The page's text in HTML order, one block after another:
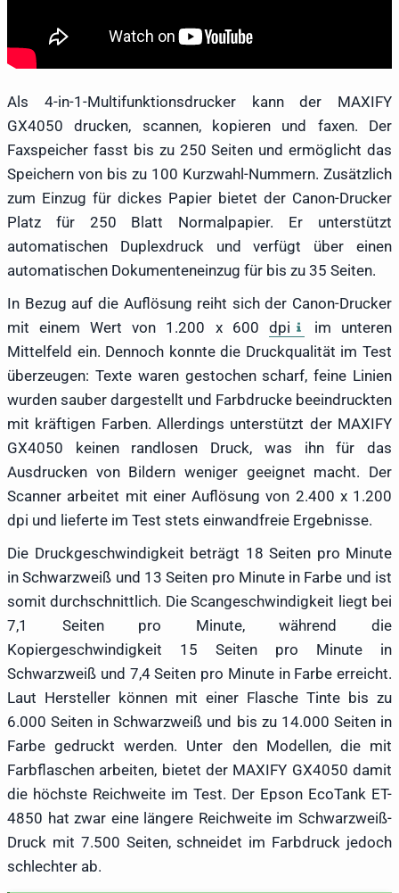
Als 4-in-1-Multifunktionsdrucker kann der MAXIFY
GX4050 drucken, scannen, kopieren und faxen. Der
Faxspeicher fasst bis zu 250 Seiten und ermöglicht das
Speichern von bis zu 100 Kurzwahl-Nummern. Zusätzlich
zum Einzug für dickes Papier bietet der Canon-Drucker
Platz für 250 Blatt Normalpapier. Er unterstützt
automatischen Duplexdruck und verfügt über einen
automatischen Dokumenteneinzug für bis zu 35 Seiten.
In Bezug auf die Auflösung reiht sich der Canon-Drucker
mit einem Wert von 1.200 x 600 dpi
im unteren
Mittelfeld ein. Dennoch konnte die Druckqualität im Test
überzeugen: Texte waren gestochen scharf, feine Linien
wurden sauber dargestellt und Farbdrucke beeindruckten
mit kräftigen Farben. Allerdings unterstützt der MAXIFY
GX4050 keinen randlosen Druck, was ihn für das
Ausdrucken von Bildern weniger geeignet macht. Der
Scanner arbeitet mit einer Auflösung von 2.400 x 1.200
dpi und lieferte im Test stets einwandfreie Ergebnisse.
Die Druckgeschwindigkeit beträgt 18 Seiten pro Minute
in Schwarzweiß und 13 Seiten pro Minute in Farbe und ist
somit durchschnittlich. Die Scangeschwindigkeit liegt bei
7,1 Seiten pro Minute, während die
Kopiergeschwindigkeit 15 Seiten pro Minute in
Schwarzweiß und 7,4 Seiten pro Minute in Farbe erreicht.
Laut Hersteller können mit einer Flasche Tinte bis zu
6.000 Seiten in Schwarzweiß und bis zu 14.000 Seiten in
Farbe gedruckt werden. Unter den Modellen, die mit
Farbflaschen arbeiten, bietet der MAXIFY GX4050 damit
die höchste Reichweite im Test. Der Epson EcoTank ET-
4850 hat zwar eine längere Reichweite im Schwarzweiß-
Druck mit 7.500 Seiten, schneidet im Farbdruck jedoch
schlechter ab.